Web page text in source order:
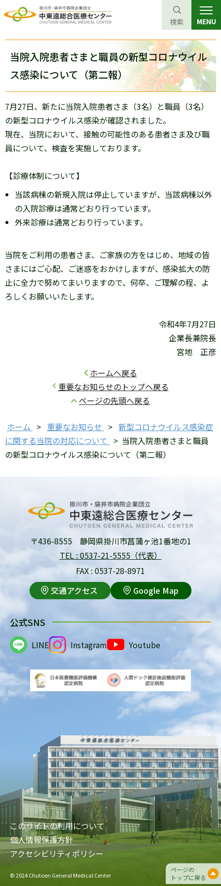
グ
ル
ナ
ビ
ゲ
ー
本
ロ
ナ
ビ
ゲ
ー
シ
フ
へ
検索 MENU
当院入院患者さまと職員の新型コロナウイル
ス感染について（第二報）
7月27日、新たに当院入院患者さま（3名）と職員（3名）
の新型コロナウイルス感染が確認されました。
現在、当院において、接触の可能性のある患者さま及び職
員について、検査を実施しております。
【診療体制について】
当該病棟の新規入院は停止していますが、当該病棟以外
の入院診療は通常どおり行っています。
外来診療は通常どおり行っています。
当院をご利用の患者さま、ご家族の方をはじめ、地域の皆
さまにはご心配、ご迷惑をおかけしますが、感染拡大の防
止に全力で努めてまいりますので、何卒、ご理解の程、よ
ろしくお願いいたします。
令和4年7月27日
企業長兼院長
宮地 正彦
重要なお知らせのトップへ戻る
ホームへ戻る
ページの先頭へ戻る
ホーム > 重要なお知らせ > 新型コロナウイルス感染症
に関する当院の対応について
> 当院入院患者さまと職員
の新型コロナウイルス感染について（第二報）
〒436-8555 静岡県掛川市菖蒲ヶ池1番地の1
TEL : 0537-21-5555（代表）
FAX : 0537-28-8971
交通アクセス
Google Map
公式SNS
LINE Instagram Youtube
このサイトの利用について
個人情報保護方針
アクセシビリティポリシー
© 2024 Chutoen General Medical Center
ページの
トップに戻る